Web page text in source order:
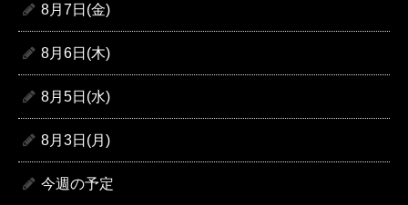
8月7日(金)
8月6日(木)
8月5日(水)
8月3日(月)
今週の予定